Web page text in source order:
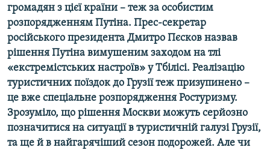
громадян з цієї країни – теж за особистим
розпорядженням Путіна. Прес-секретар
російського президента Дмитро Пєсков назвав
рішення Путіна вимушеним заходом на тлі
«екстремістських настроїв» у Тбілісі. Реалізацію
туристичних поїздок до Грузії теж призупинено –
це вже спеціальне розпорядження Ростуризму.
Зрозуміло, що рішення Москви можуть серйозно
позначитися на ситуації в туристичній галузі Грузії,
та ще й в найгарячіший сезон подорожей. Але чи